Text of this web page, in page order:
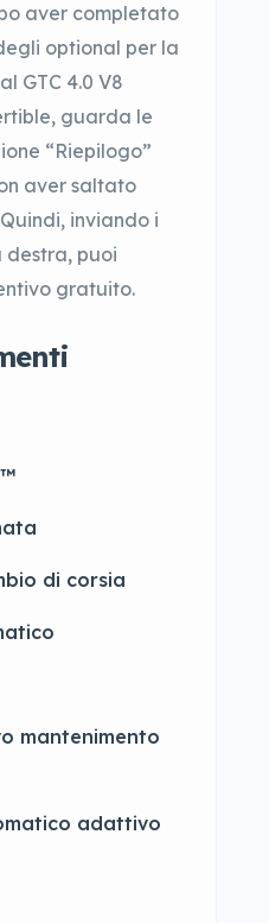
aver completato
optional per la
GTC 4.0 V8
guarda le
“Riepilogo”
aver saltato
inviando i
puoi
gratuito.
di corsia
mantenimento
adattivo